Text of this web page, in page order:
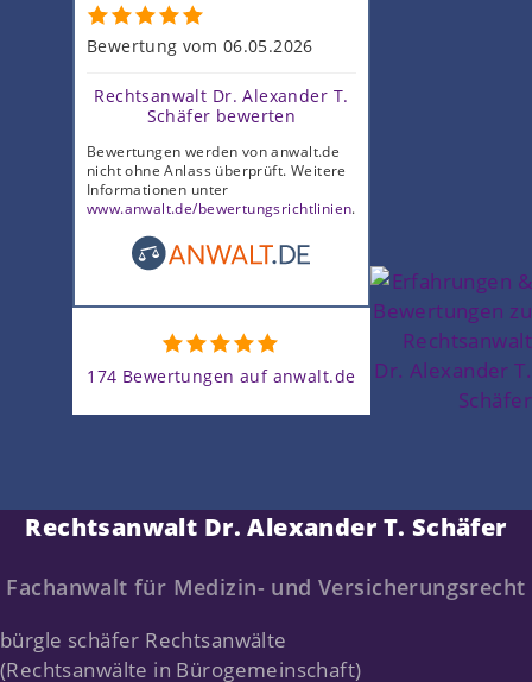
Bewertung vom 06.05.2026
Rechtsanwalt Dr. Alexander T.
Schäfer bewerten
Bewertungen werden von anwalt.de
nicht ohne Anlass überprüft. Weitere
Informationen unter
www.anwalt.de/bewertungsrichtlinien.
174 Bewertungen auf anwalt.de
Rechtsanwalt Dr. Alexander T. Schäfer
Fachanwalt für Medizin- und Versicherungsrecht
bürgle schäfer Rechtsanwälte
(Rechtsanwälte in Bürogemeinschaft)